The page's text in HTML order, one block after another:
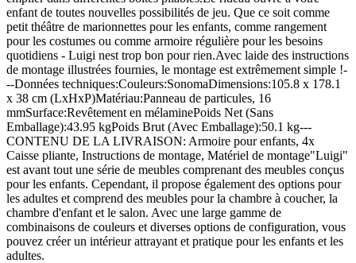
enfant de toutes nouvelles possibilités de jeu. Que ce soit comme
petit théâtre de marionnettes pour les enfants, comme rangement
pour les costumes ou comme armoire régulière pour les besoins
quotidiens - Luigi nest trop bon pour rien.Avec laide des instructions
de montage illustrées fournies, le montage est extrêmement simple !-
--Données techniques:Couleurs:SonomaDimensions:105.8 x 178.1
x 38 cm (LxHxP)Matériau:Panneau de particules, 16
mmSurface:Revêtement en mélaminePoids Net (Sans
Emballage):43.95 kgPoids Brut (Avec Emballage):50.1 kg---
CONTENU DE LA LIVRAISON: Armoire pour enfants, 4x
Caisse pliante, Instructions de montage, Matériel de montage"Luigi"
est avant tout une série de meubles comprenant des meubles conçus
pour les enfants. Cependant, il propose également des options pour
les adultes et comprend des meubles pour la chambre à coucher, la
chambre d'enfant et le salon. Avec une large gamme de
combinaisons de couleurs et diverses options de configuration, vous
pouvez créer un intérieur attrayant et pratique pour les enfants et les
adultes.